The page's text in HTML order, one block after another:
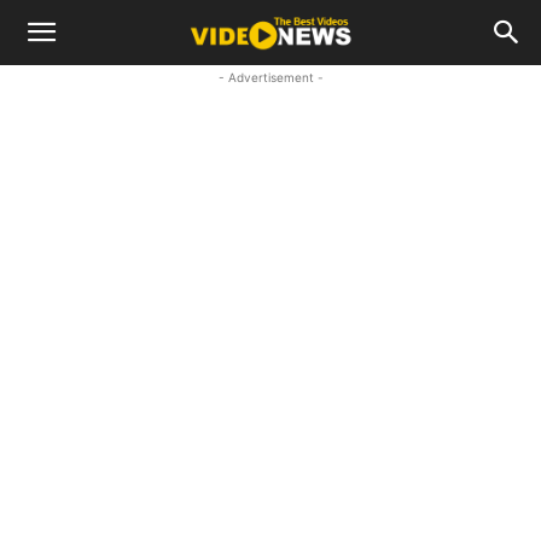
- Advertisement -